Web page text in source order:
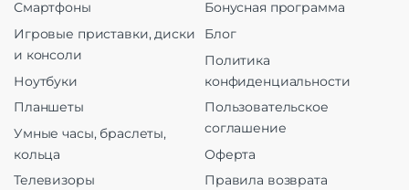
Смартфоны
Игровые приставки, диски
и консоли
Ноутбуки
Планшеты
Умные часы, браслеты,
кольца
Телевизоры
Бонусная программа
Блог
Политика
конфиденциальности
Пользовательское
соглашение
Оферта
Правила возврата